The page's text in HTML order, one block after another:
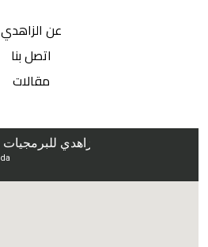
عن الزاهدي
اتصل بنا
مقالات